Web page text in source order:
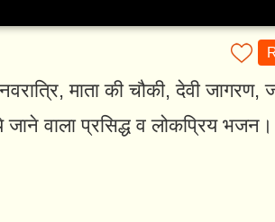
माता की चौकी, देवी जागरण,
वाला प्रसिद्ध व लोकप्रिय भजन।